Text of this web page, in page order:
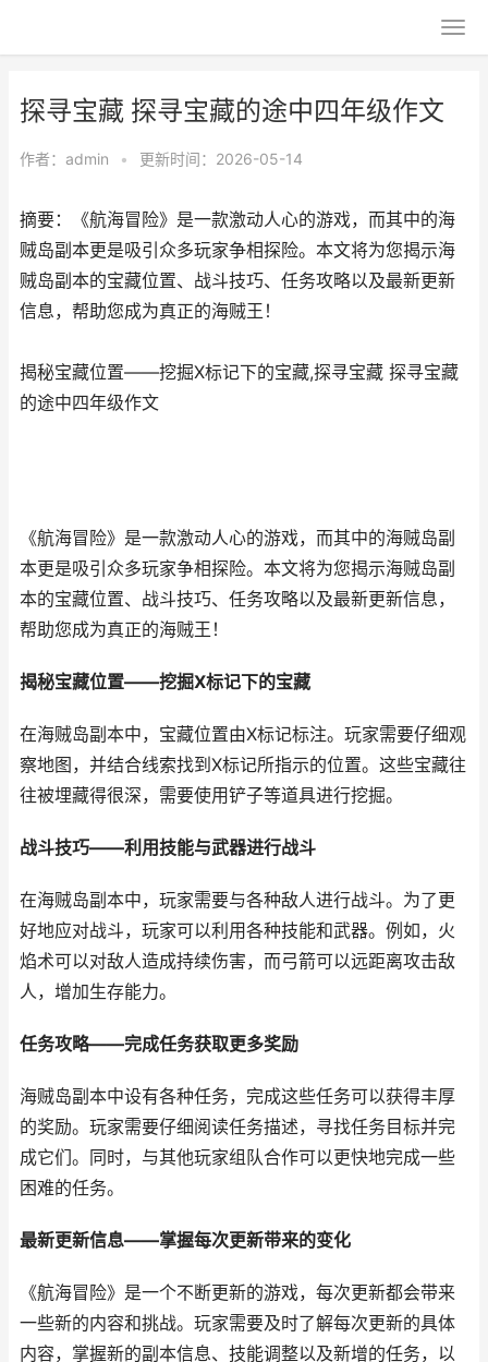
探寻宝藏 探寻宝藏的途中四年级作文
作者： admin • 更新时间：2026-05-14
摘要：《航海冒险》是一款激动人心的游戏，而其中的海
贼岛副本更是吸引众多玩家争相探险。本文将为您揭示海
贼岛副本的宝藏位置、战斗技巧、任务攻略以及最新更新
信息，帮助您成为真正的海贼王！
揭秘宝藏位置——挖掘X标记下的宝藏,探寻宝藏 探寻宝藏
的途中四年级作文
《航海冒险》是一款激动人心的游戏，而其中的海贼岛副
本更是吸引众多玩家争相探险。本文将为您揭示海贼岛副
本的宝藏位置、战斗技巧、任务攻略以及最新更新信息，
帮助您成为真正的海贼王！
揭秘宝藏位置——挖掘X标记下的宝藏
在海贼岛副本中，宝藏位置由X标记标注。玩家需要仔细观
察地图，并结合线索找到X标记所指示的位置。这些宝藏往
往被埋藏得很深，需要使用铲子等道具进行挖掘。
战斗技巧——利用技能与武器进行战斗
在海贼岛副本中，玩家需要与各种敌人进行战斗。为了更
好地应对战斗，玩家可以利用各种技能和武器。例如，火
焰术可以对敌人造成持续伤害，而弓箭可以远距离攻击敌
人，增加生存能力。
任务攻略——完成任务获取更多奖励
海贼岛副本中设有各种任务，完成这些任务可以获得丰厚
的奖励。玩家需要仔细阅读任务描述，寻找任务目标并完
成它们。同时，与其他玩家组队合作可以更快地完成一些
困难的任务。
最新更新信息——掌握每次更新带来的变化
《航海冒险》是一个不断更新的游戏，每次更新都会带来
一些新的内容和挑战。玩家需要及时了解每次更新的具体
内容，掌握新的副本信息、技能调整以及新增的任务，以